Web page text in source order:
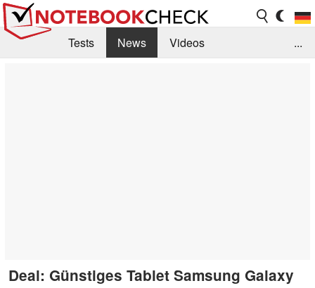
Tests News
Videos
...
Deal: Günstiges Tablet Samsung Galaxy